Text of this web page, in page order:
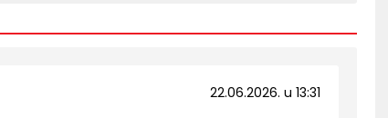
22.06.2026. u 13:31